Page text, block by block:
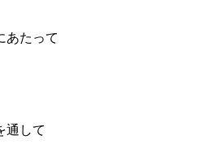
あたって
通して